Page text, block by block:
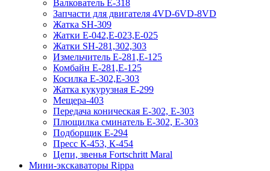
Валкователь Е-318
Запчасти для двигателя 4VD-6VD-8VD
Жатка SH-309
Жатки Е-042,Е-023,Е-025
Жатки SH-281,302,303
Измельчитель Е-281,Е-125
Комбайн Е-281,Е-125
Косилка Е-302,Е-303
Жатка кукурузная Е-299
Мещера-403
Передача коническая Е-302, Е-303
Плющилка сминатель Е-302, Е-303
Подборщик Е-294
Пресс К-453, К-454
Цепи, звенья Fortschritt Maral
Мини-экскаваторы Rippa